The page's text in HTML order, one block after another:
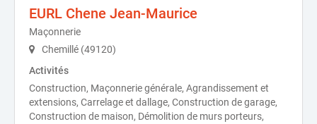
EURL Chene Jean-Maurice
Maçonnerie
Chemillé (49120)
Activités
Construction, Maçonnerie générale, Agrandissement et
extensions, Carrelage et dallage, Construction de garage,
Construction de maison, Démolition de murs porteurs,